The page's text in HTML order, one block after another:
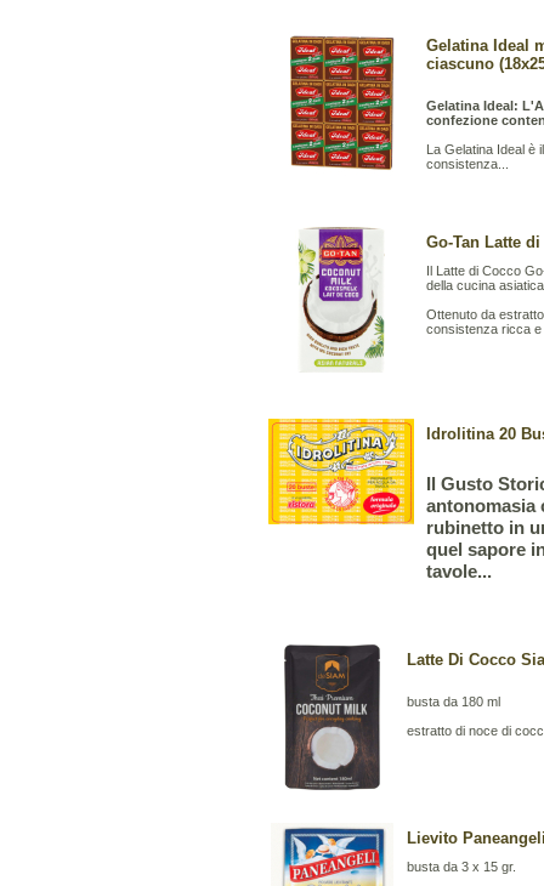
Gelatina Ideal
ciascuno
Gelatina Ideal:
confezione
La Gelatina Ideal è
consistenza...
Go-Tan Latte
Il Latte di Cocco
della cucina
Ottenuto da
consistenza ricca e
Idrolitina 20
Il Gusto
antonomasia
rubinetto in
quel sapore
tavole...
Latte Di Cocco
busta da 180 ml
estratto di noce di
Lievito
busta da 3 x 15 gr.